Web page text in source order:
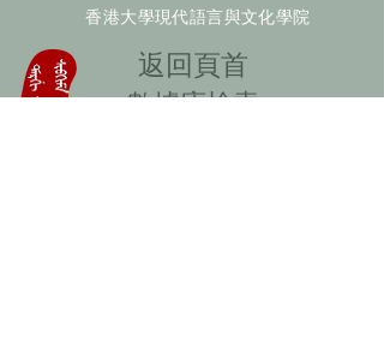
香港大學現代語言與文化學院
​返回頁首
數據庫檢索